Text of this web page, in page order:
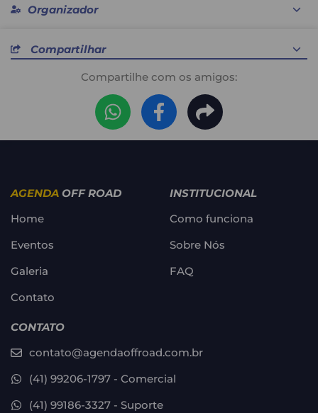
Organizador
Cocais Race
Compartilhar
Compartilhe com os amigos:
AGENDA OFF ROAD
Home
Eventos
Galeria
Contato
INSTITUCIONAL
Como funciona
Sobre Nós
FAQ
CONTATO
contato@agendaoffroad.com.br
(41) 99206-1797 - Comercial
(41) 99186-3327 - Suporte